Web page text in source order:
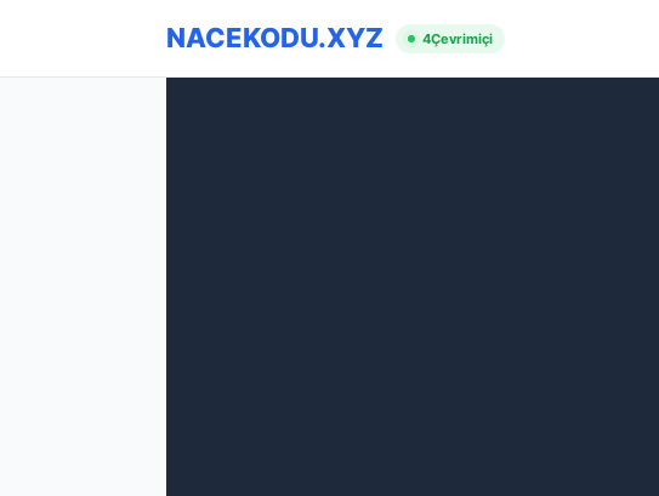
NACEKODU.XYZ 4Çevrimiçi